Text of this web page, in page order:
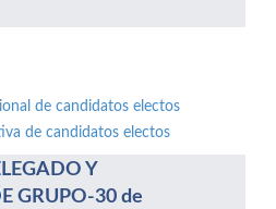
de candidatos electos
de candidatos electos
Y
GRUPO-30 de